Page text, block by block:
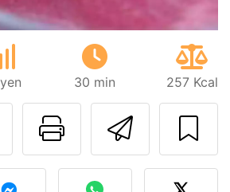
30 min 257 Kcal
Imprimer
Poser une
votre photo de